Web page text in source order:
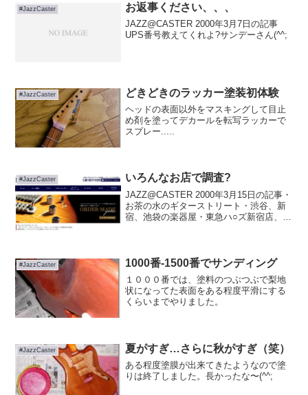
#JazzCaster お返事ください、、、
JAZZ@CASTER 2000年3月7日の記事
UPS番号教えてくれよ?サンデーさん(^^;
#JazzCaster どきどきのラッカー塗装初体験
ヘッドの表面以外をマスキングして目止
め剤を塗ってデカールを転写ラッカーで
スプレー.....
#JazzCaster いろんなお店で調査?
JAZZ@CASTER 2000年3月15日の記事・
お茶の水のギターストリート・渋谷、新
宿、池袋の楽器屋・東急ハ○ズ新宿店、渋
ー...
#JazzCaster 1000番-1500番でサンディング
１０００番では、塗料のつぶつぶで梨地
状になってた表面をある程度平滑にする
くらいまでやりました。
#JazzCaster 夏がすぎ…さらに秋がすぎ（笑）
ある程度塗膜が出来てきたようなので塗
りは終了しました。長かったな〜(^^;